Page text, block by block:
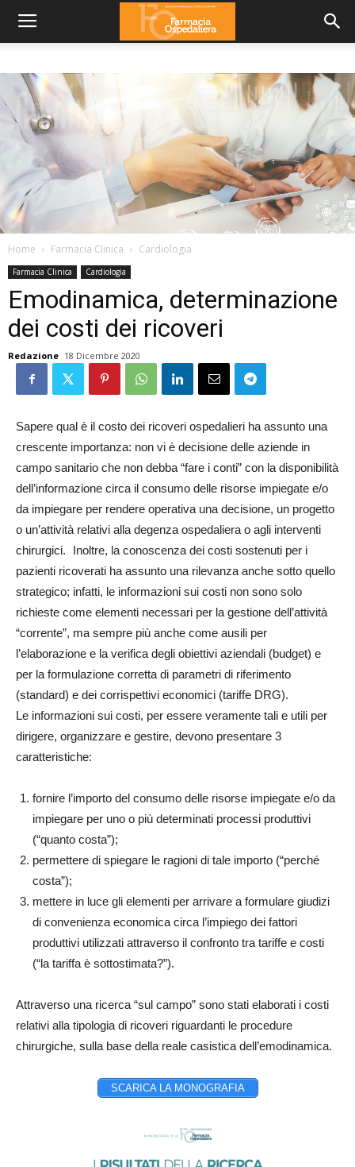
Home Farmacia Clinica Cardiologia
Farmacia Clinica Cardiologia
Emodinamica, determinazione
dei costi dei ricoveri
Redazione 18 Dicembre 2020
Sapere qual è il costo dei ricoveri ospedalieri ha assunto una
crescente importanza: non vi è decisione delle aziende in
campo sanitario che non debba “fare i conti” con la disponibilità
dell’informazione circa il consumo delle risorse impiegate e/o
da impiegare per rendere operativa una decisione, un progetto
o un’attività relativi alla degenza ospedaliera o agli interventi
chirurgici. Inoltre, la conoscenza dei costi sostenuti per i
pazienti ricoverati ha assunto una rilevanza anche sotto quello
strategico; infatti, le informazioni sui costi non sono solo
richieste come elementi necessari per la gestione dell’attività
“corrente”, ma sempre più anche come ausili per
l’elaborazione e la verifica degli obiettivi aziendali (budget) e
per la formulazione corretta di parametri di riferimento
(standard) e dei corrispettivi economici (tariffe DRG).
Le informazioni sui costi, per essere veramente tali e utili per
dirigere, organizzare e gestire, devono presentare 3
caratteristiche:
fornire l’importo del consumo delle risorse impiegate e/o da
impiegare per uno o più determinati processi produttivi
(“quanto costa”);
permettere di spiegare le ragioni di tale importo (“perché
costa”);
mettere in luce gli elementi per arrivare a formulare giudizi
di convenienza economica circa l’impiego dei fattori
produttivi utilizzati attraverso il confronto tra tariffe e costi
(“la tariffa è sottostimata?”).
Attraverso una ricerca “sul campo” sono stati elaborati i costi
relativi alla tipologia di ricoveri riguardanti le procedure
chirurgiche, sulla base della reale casistica dell’emodinamica.
SCARICA LA MONOGRAFIA